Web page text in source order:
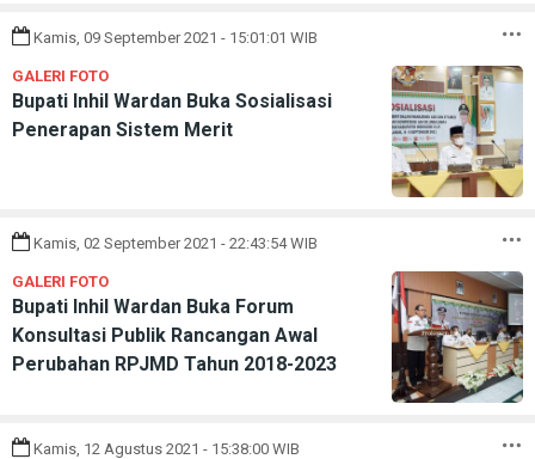
Kamis, 09 September 2021 - 15:01:01 WIB
GALERI FOTO
Bupati Inhil Wardan Buka Sosialisasi
Penerapan Sistem Merit
Kamis, 02 September 2021 - 22:43:54 WIB
GALERI FOTO
Bupati Inhil Wardan Buka Forum
Konsultasi Publik Rancangan Awal
Perubahan RPJMD Tahun 2018-2023
Kamis, 12 Agustus 2021 - 15:38:00 WIB